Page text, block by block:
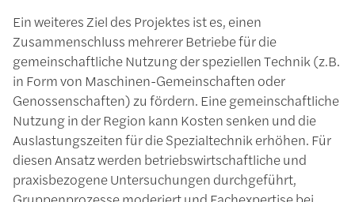
Ein weiteres Ziel des Projektes ist es, einen
Zusammenschluss mehrerer Betriebe für die
gemeinschaftliche Nutzung der speziellen Technik (z.B.
in Form von Maschinen-Gemeinschaften oder
Genossenschaften) zu fördern. Eine gemeinschaftliche
Nutzung in der Region kann Kosten senken und die
Auslastungszeiten für die Spezialtechnik erhöhen. Für
diesen Ansatz werden betriebswirtschaftliche und
praxisbezogene Untersuchungen durchgeführt,